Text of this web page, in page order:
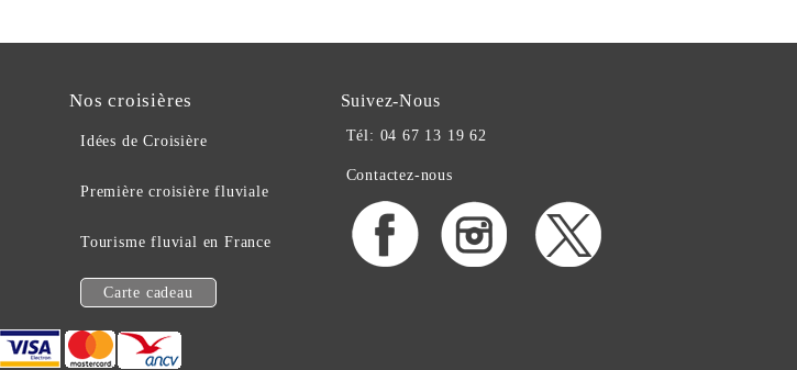
Nos croisières
Idées de Croisière
Première croisière fluviale
Tourisme fluvial en France
Carte cadeau
Suivez-Nous
Tél: 04 67 13 19 62
Contactez-nous